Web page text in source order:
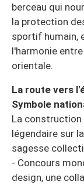
berceau qui
la protection
sportif humain,
l'harmonie
orientale.
La route vers
Symbole
La construction
légendaire sur
sagesse
- Concours
design, une